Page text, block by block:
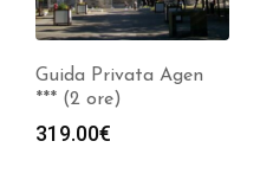
Guida Privata Agen
*** (2 ore)
319.00€